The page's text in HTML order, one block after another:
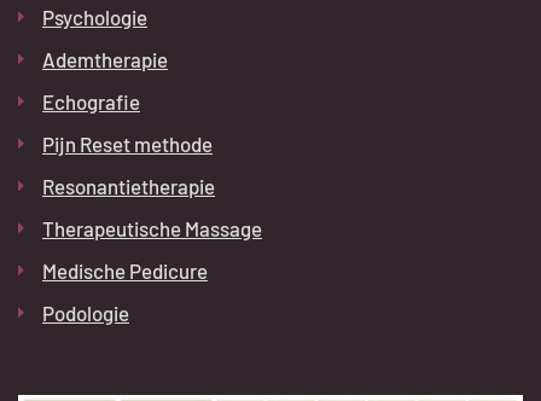
Psychologie
Ademtherapie
Echografie
Pijn Reset methode
Resonantietherapie
Therapeutische Massage
Medische Pedicure
Podologie